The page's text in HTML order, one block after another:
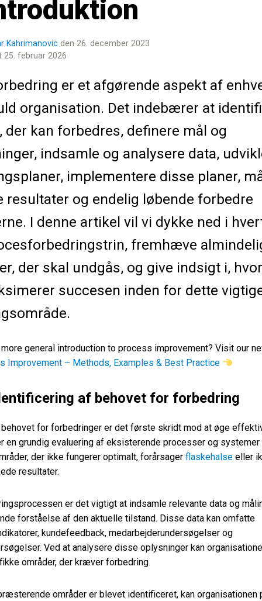
Kahrimanovic den 26. december 2023
25. februar 2026
er et afgørende aspekt af
organisation. Det indebærer at
der kan forbedres, definere mål og
indsamle og analysere data,
implementere disse planer,
resultater og endelig løbende forbedre
I denne artikel vil vi dykke ned i
fremhæve
der skal undgås, og give indsigt i,
succesen inden for dette
general introduction to process improvement? Visit our
Improvement – Methods, Examples & Best Practice
af behovet for forbedring
behovet for forbedringer er det første skridt mod at øge
en grundig evaluering af eksisterende processer og systemer
der ikke fungerer optimalt, forårsager flaskehalse eller
resultater.
er det vigtigt at indsamle relevante data og
forståelse af den aktuelle tilstand. Disse data kan omfatte
kundefeedback, medarbejderundersøgelser og
Ved at analysere disse oplysninger kan
områder, der kræver forbedring.
områder er blevet identificeret, kan organisationen